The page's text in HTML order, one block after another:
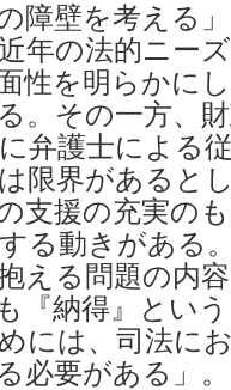
障壁を考える
年の法的ニー
性を明らかに
。その一方、
弁護士による
限界があると
支援の充実の
る動きがある
える問題の内
『納得』とい
には、司法に
必要がある」。